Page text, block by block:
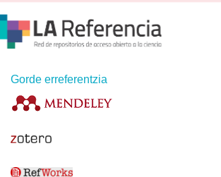
Gorde erreferentzia